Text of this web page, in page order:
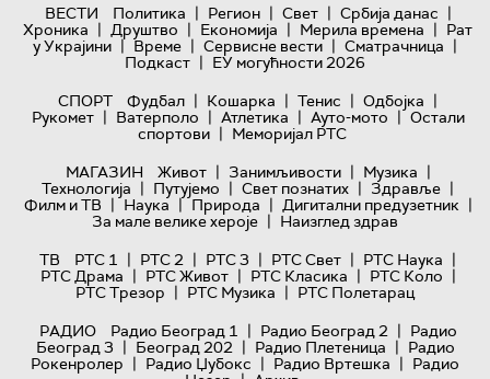
ВЕСТИ Политика | Регион | Свет | Србија данас |
Хроника | Друштво | Економија | Мерила времена | Рат
у Украјини | Време | Сервисне вести | Сматрачница |
Подкаст | ЕУ могућности 2026
СПОРТ
Фудбал | Кошарка | Тенис | Одбојка |
Рукомет | Ватерполо | Атлетика | Ауто-мото | Остали
спортови | Меморијал РТС
МАГАЗИН
Живот | Занимљивости | Музика |
Технологијa | Путујемо | Свет познатих | Здравље |
Филм и ТВ | Наука | Природа | Дигитални предузетник |
За мале велике хероје | Наизглед здрав
ТВ
РТС 1 | РТС 2 | РТС 3 | РТС Свет | РТС Наука |
РТС Драма | РТС Живот | РТС Класика | РТС Коло |
РТС Трезор | РТС Музика | РТС Полетарац
РАДИО
Радио Београд 1 | Радио Београд 2 | Радио
Београд 3 | Београд 202 | Радио Плетеница | Радио
Рокенролер | Радио Џубокс | Радио Вртешка | Радио